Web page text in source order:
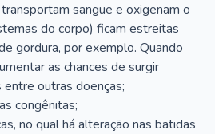
sangue e oxigenam o
do corpo) ficam estreitas
gordura, por exemplo. Quando
as chances de surgir
entre outras doenças;
congênitas;
no qual há alteração nas batidas